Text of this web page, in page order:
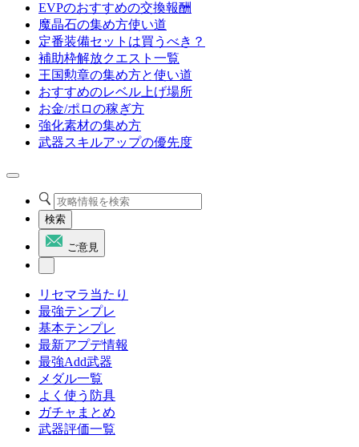
EVPのおすすめの交換報酬
魔晶石の集め方使い道
定番装備セットは買うべき？
補助枠解放クエスト一覧
王国勲章の集め方と使い道
おすすめのレベル上げ場所
お金/ポロの稼ぎ方
強化素材の集め方
武器スキルアップの優先度
検索
ご意見
リセマラ当たり
最強テンプレ
基本テンプレ
最新アプデ情報
最強Add武器
メダル一覧
よく使う防具
ガチャまとめ
武器評価一覧